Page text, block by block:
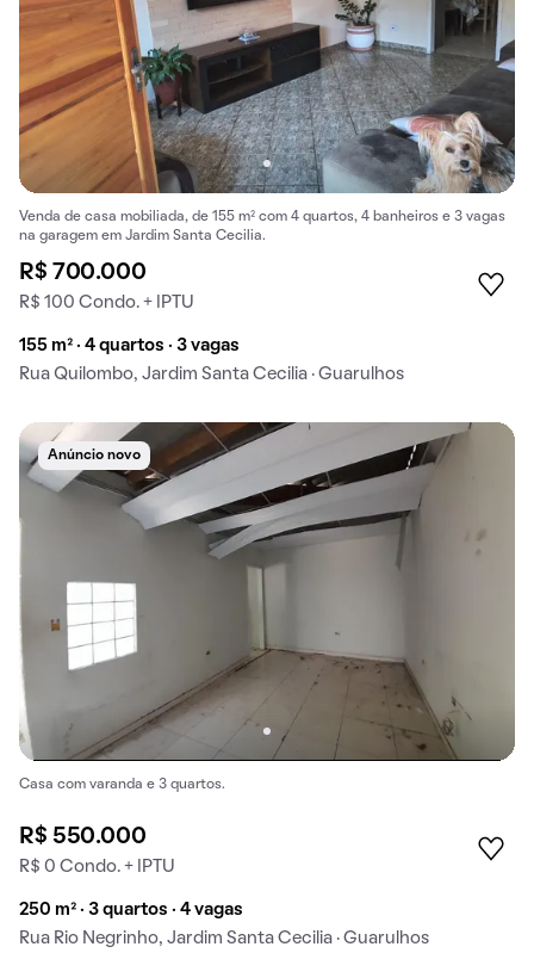
Venda de casa mobiliada, de 155 m² com 4 quartos, 4 banheiros e 3 vagas
na garagem em Jardim Santa Cecilia.
R$ 700.000
R$ 100 Condo. + IPTU
155 m² · 4 quartos · 3 vagas
Rua Quilombo, Jardim Santa Cecilia · Guarulhos
Anúncio novo
Casa com varanda e 3 quartos.
R$ 550.000
R$ 0 Condo. + IPTU
250 m² · 3 quartos · 4 vagas
Rua Rio Negrinho, Jardim Santa Cecilia · Guarulhos